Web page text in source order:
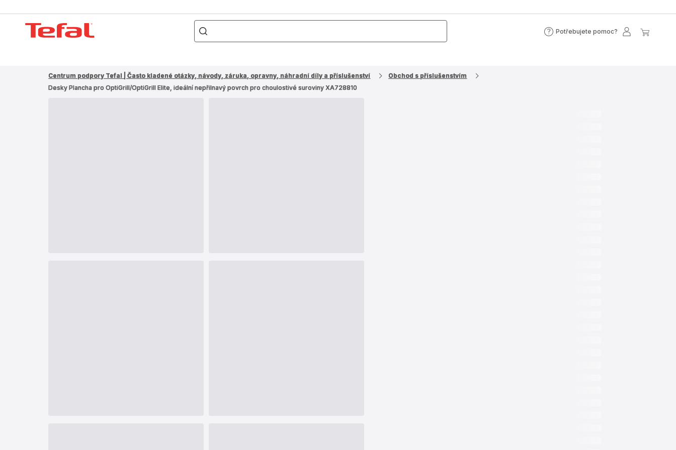
Co
hledáte?
Potřebujete pomoc?
Potřebujete
Můj
Centrum podpory Tefal | Často kladené otázky, návody, záruka, opravny, náhradní díly a příslušenství
Obchod s příslušenstvím​
Desky Plancha pro OptiGrill/OptiGrill Elite, ideální nepřilnavý povrch pro choulostivé suroviny XA728810